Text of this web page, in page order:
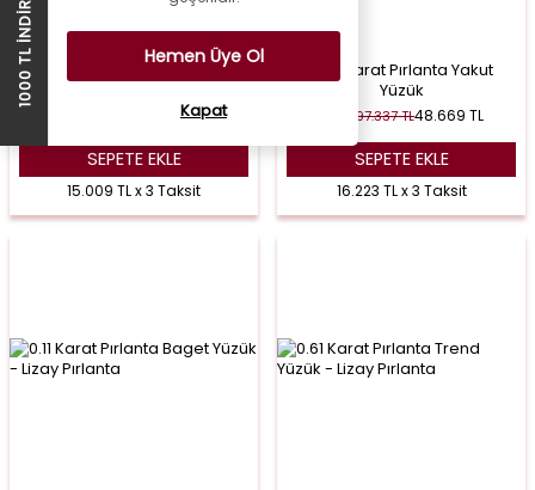
0.54 Karat Pırlanta Zümrüt
45.026TL
SEPETE EKLE
15.009 TL x 3 Taksit
1.44 Karat Pırlanta Yakut
Yüzük
97.337TL48.669 TL
SEPETE EKLE
16.223 TL x 3 Taksit
Hemen Üye Ol
Kapat